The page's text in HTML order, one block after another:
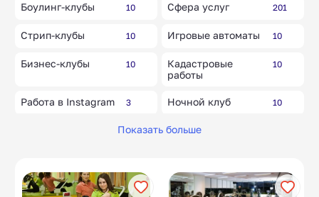
Боулинг-клубы 10 Сфера услуг 201
Стрип-клубы 10 Игровые автоматы 10
Бизнес-клубы 10
Кадастровые
работы
10
Работа в Instagram 3 Ночной клуб 10
5
Выращивание
центры
Показать больше